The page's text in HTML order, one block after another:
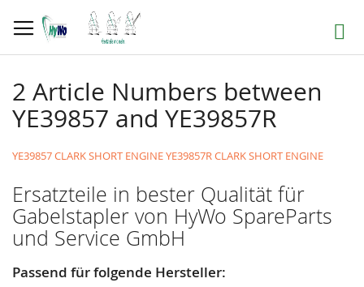
zum
Inhalt
Suche
2 Article Numbers between
YE39857 and YE39857R
YE39857 CLARK SHORT ENGINEYE39857R CLARK SHORT ENGINE
Ersatzteile in bester Qualität für
Gabelstapler von HyWo SpareParts
und Service GmbH
Passend für folgende Hersteller: